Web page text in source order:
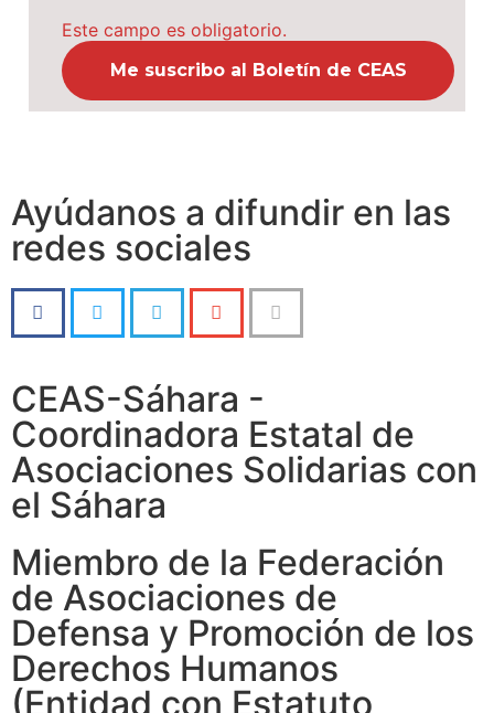
Este campo es obligatorio.
Ayúdanos a difundir en las
redes sociales
CEAS-Sáhara -
Coordinadora Estatal de
Asociaciones Solidarias con
el Sáhara
Miembro de la Federación
de Asociaciones de
Defensa y Promoción de los
Derechos Humanos
(Entidad con Estatuto